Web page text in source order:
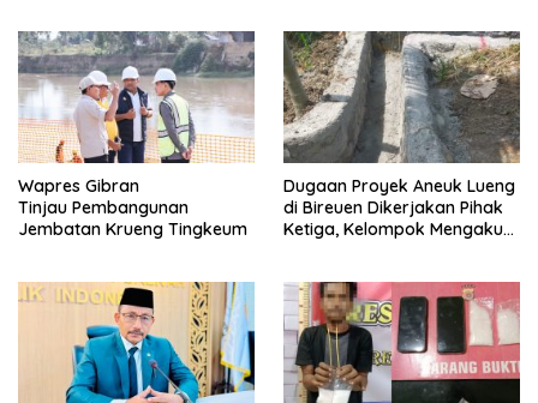
Wapres Gibran
Tinjau Pembangunan
Jembatan Krueng Tingkeum
Dugaan Proyek Aneuk Lueng
di Bireuen Dikerjakan Pihak
Ketiga, Kelompok Mengaku